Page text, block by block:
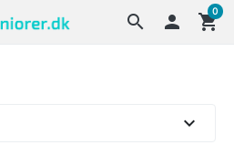
search  shopping_cart
0
expand_more